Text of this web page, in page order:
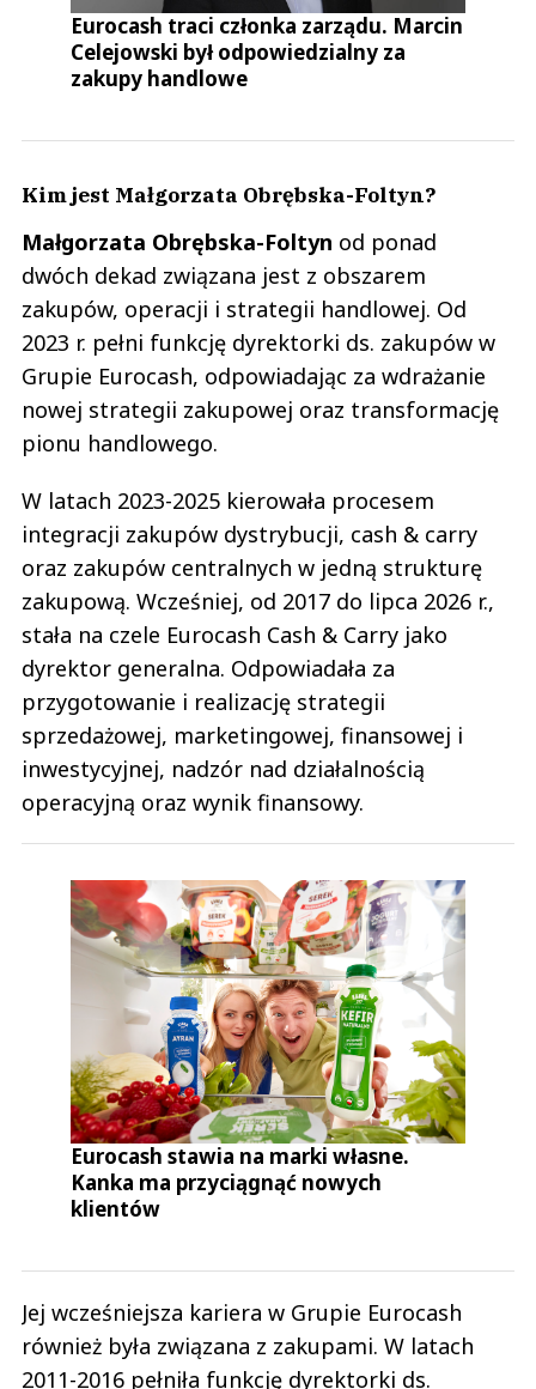
Eurocash traci członka zarządu. Marcin
Celejowski był odpowiedzialny za
zakupy handlowe
Kim jest Małgorzata Obrębska-Foltyn?
Małgorzata Obrębska-Foltyn od ponad
dwóch dekad związana jest z obszarem
zakupów, operacji i strategii handlowej. Od
2023 r. pełni funkcję dyrektorki ds. zakupów w
Grupie Eurocash, odpowiadając za wdrażanie
nowej strategii zakupowej oraz transformację
pionu handlowego.
W latach 2023-2025 kierowała procesem
integracji zakupów dystrybucji, cash & carry
oraz zakupów centralnych w jedną strukturę
zakupową. Wcześniej, od 2017 do lipca 2026 r.,
stała na czele Eurocash Cash & Carry jako
dyrektor generalna. Odpowiadała za
przygotowanie i realizację strategii
sprzedażowej, marketingowej, finansowej i
inwestycyjnej, nadzór nad działalnością
operacyjną oraz wynik finansowy.
Eurocash stawia na marki własne.
Kanka ma przyciągnąć nowych
klientów
Jej wcześniejsza kariera w Grupie Eurocash
również była związana z zakupami. W latach
2011-2016 pełniła funkcję dyrektorki ds.